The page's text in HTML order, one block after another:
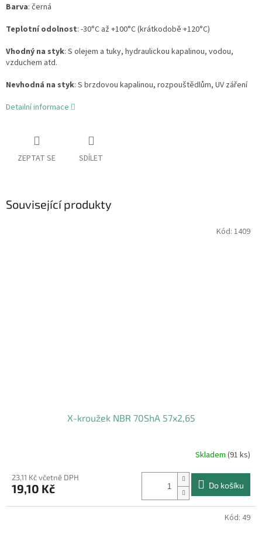
Barva: černá
Teplotní odolnost: -30°C až +100°C (krátkodobě +120°C)
Vhodný na styk: S olejem a tuky, hydraulickou kapalinou, vodou,
vzduchem atd.
Nevhodná na styk: S brzdovou kapalinou, rozpouštědlům, UV záření
Detailní informace
ZEPTAT SE SDÍLET
Související produkty
X-kroužek NBR 70ShA 57x2,65
Skladem (91 ks)
23,11 Kč včetně DPH
19,10 Kč Do košíku
Kód: 1409
Kód: 49